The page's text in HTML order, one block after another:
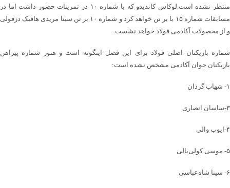
منتظر نشده است.لوکاس کاندیدو که با شماره ۱۰ در تمرینات حضور داشت اما در
مسابقات شماره ۱۵ با بر تن خواهد کرد و شماره ۱۰ بر تن سینا مریدی هافبک دزفولی
و از محصولات آکادمی فولاد خواهد نشست.
شماره بازیکنان اصلی فولاد برای این فصل اینگونه است و هنوز شماره پیراهن
بازیکنان جوان آکادمی مشخص نشده است:
۱- شهاب گردان
۳-ساسان انصاری
۴-ایوب والی
۵- موسی کولی‌بالی
۶- سینا شاه‌عباسی